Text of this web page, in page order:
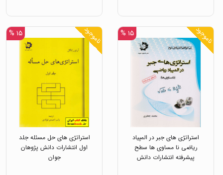
ناموجود ۱۵ %
استراتژی های جبر در المپیاد
ریاضی نا مساوی ها سطح
پیشرفته انتشارات دانش
ناموجود ۱۵ %
استراتژی های حل مسئله جلد
اول انتشارات دانش پژوهان
جوان